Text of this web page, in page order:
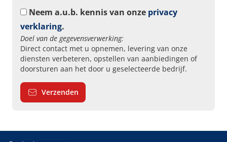
Neem a.u.b. kennis van onze privacy
verklaring.
Doel van de gegevensverwerking:
Direct contact met u opnemen, levering van onze
diensten verbeteren, opstellen van aanbiedingen of
doorsturen aan het door u geselecteerde bedrijf.
Verzenden